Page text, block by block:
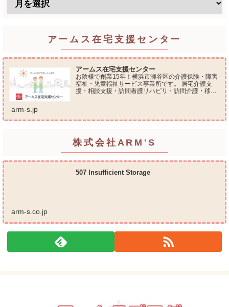
アームス在宅支援センター
アームス在宅支援センター
お陰様で創業15年！横浜市瀬谷区の介護保険・障害
福祉・児童福祉サービス事業所です。 居宅介護支
援・相談支援・訪問看護リハビリ・訪問介護・移動
arm-s.jp
株式会社ARM'S
507 Insufficient Storage
arm-s.co.jp